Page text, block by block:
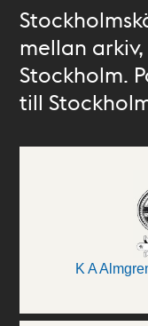
mellan
Stockholm.
till
K A